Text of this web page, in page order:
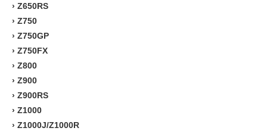
› Z650RS
› Z750
› Z750GP
› Z750FX
› Z800
› Z900
› Z900RS
› Z1000
› Z1000J/Z1000R